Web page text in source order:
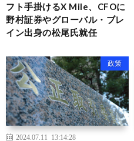
フト手掛けるX Mile、CFOに
野村証券やグローバル・ブレ
イン出身の松尾氏就任
政策
2024.07.11 13:14:28